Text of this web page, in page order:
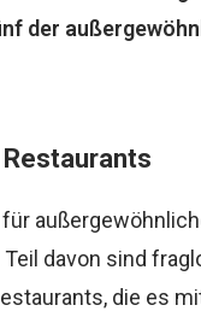
der
davon sind
die es